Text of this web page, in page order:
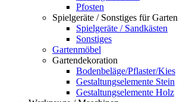
Pfosten
Spielgeräte / Sonstiges für Garten
Spielgeräte / Sandkästen
Sonstiges
Gartenmöbel
Gartendekoration
Bodenbeläge/Pflaster/Kies
Gestaltungselemente Stein
Gestaltungselemente Holz